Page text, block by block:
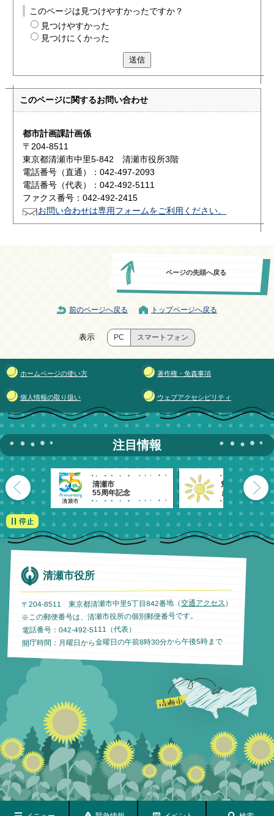
このページは見つけやすかったですか？
見つけやすかった
見つけにくかった
送信
このページに関するお問い合わせ
都市計画課計画係
〒204-8511
東京都清瀬市中里5-842 清瀬市役所3階
電話番号（直通）：042-497-2093
電話番号（代表）：042-492-5111
ファクス番号：042-492-2415
お問い合わせは専用フォームをご利用ください。
ページの先頭へ戻る
前のページへ戻る トップページへ戻る
表示 PC スマートフォン
ホームページの使い方 著作権・免責事項
個人情報の取り扱い ウェブアクセシビリティ
注目情報
清瀬市
55周年記念
魅力発信！
きよせのーと。
清瀬市役所
〒204-8511 東京都清瀬市中里5丁目842番地（交通アクセス ）
※この郵便番号は、清瀬市役所の個別郵便番号です。
電話番号：042-492-5111（代表）
開庁時間：月曜日から金曜日の午前8時30分から午後5時まで